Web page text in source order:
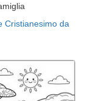
Cristianesimo da